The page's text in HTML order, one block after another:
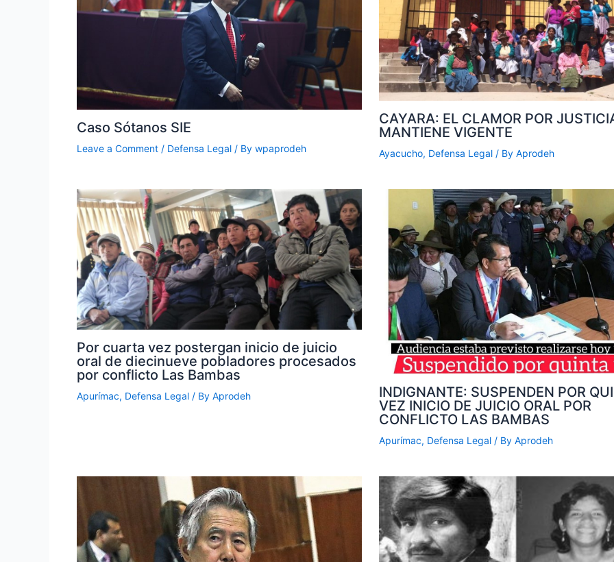
Caso Sótanos SIE
Leave a Comment / Defensa Legal / By wpaprodeh
CAYARA: EL CLAMOR POR
MANTIENE VIGENTE
Ayacucho, Defensa Legal/ By Aprodeh
Por cuarta vez postergan inicio de juicio
oral de diecinueve pobladores procesados
por conflicto Las Bambas
Apurímac, Defensa Legal / By Aprodeh
INDIGNANTE: SUSPENDEN POR
VEZ INICIO DE JUICIO ORAL POR
CONFLICTO LAS BAMBAS
Apurímac, Defensa Legal/ By Aprodeh